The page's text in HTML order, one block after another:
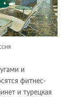
и
фитнес-
и турецкая